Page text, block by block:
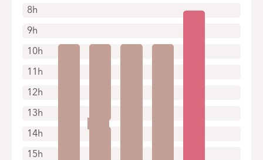
8h
9h
10h
11h
12h
13h
14h
15h